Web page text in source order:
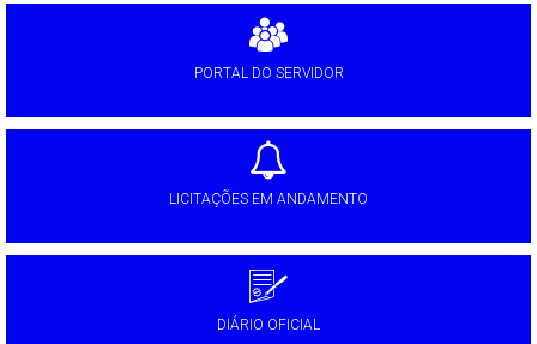
PORTAL DO SERVIDOR
LICITAÇÕES EM ANDAMENTO
DIÁRIO OFICIAL